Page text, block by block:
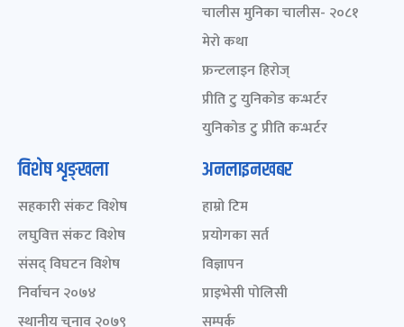
चालीस मुनिका चालीस- २०८१
मेरो कथा
फ्रन्टलाइन हिरोज्
प्रीति टु युनिकोड कन्भर्टर
युनिकोड टु प्रीति कन्भर्टर
विशेष शृङ्खला
सहकारी संकट विशेष
लघुवित्त संकट विशेष
संसद् विघटन विशेष
निर्वाचन २०७४
स्थानीय चुनाव २०७९
अनलाइनखबर
हाम्रो टिम
प्रयोगका सर्त
विज्ञापन
प्राइभेसी पोलिसी
सम्पर्क